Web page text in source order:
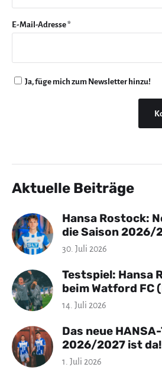
E-Mail-Adresse*
Ja, füge mich zum Newsletter hinzu!
Aktuelle Beiträge
Hansa Rostock:
die Saison 2026/
30. Juli 2026
Testspiel: Hansa
beim Watford FC
14. Juli 2026
Das neue
2026/2027 ist da!
1. Juli 2026